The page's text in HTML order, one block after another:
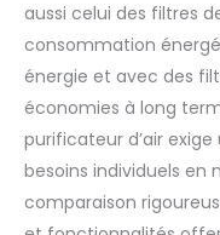
aussi celui des filtres
consommation
énergie et avec des
économies à long
purificateur d’air
besoins individuels en
comparaison